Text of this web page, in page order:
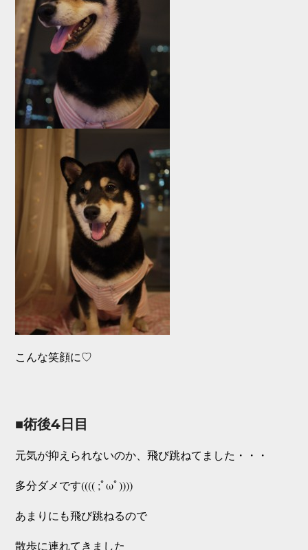
こんな笑顔に♡
■術後4日目
元気が抑えられないのか、飛び跳ねてました・・・
多分ダメです(((( ;ﾟωﾟ))))
あまりにも飛び跳ねるので
散歩に連れてきました